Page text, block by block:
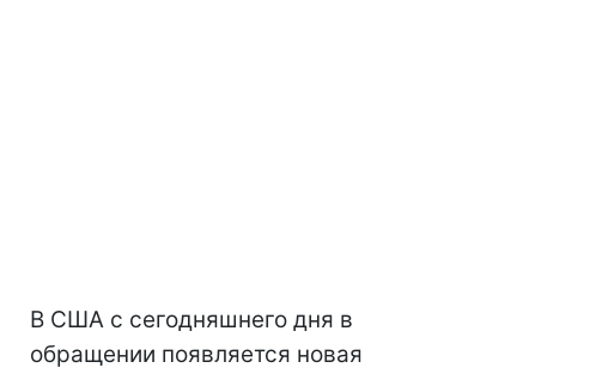
В США с сегодняшнего дня в
обращении появляется новая